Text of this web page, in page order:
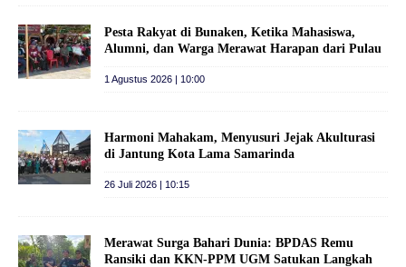
Pesta Rakyat di Bunaken, Ketika Mahasiswa,
Alumni, dan Warga Merawat Harapan dari Pulau
1 Agustus 2026 | 10:00
Harmoni Mahakam, Menyusuri Jejak Akulturasi
di Jantung Kota Lama Samarinda
26 Juli 2026 | 10:15
Merawat Surga Bahari Dunia: BPDAS Remu
Ransiki dan KKN-PPM UGM Satukan Langkah